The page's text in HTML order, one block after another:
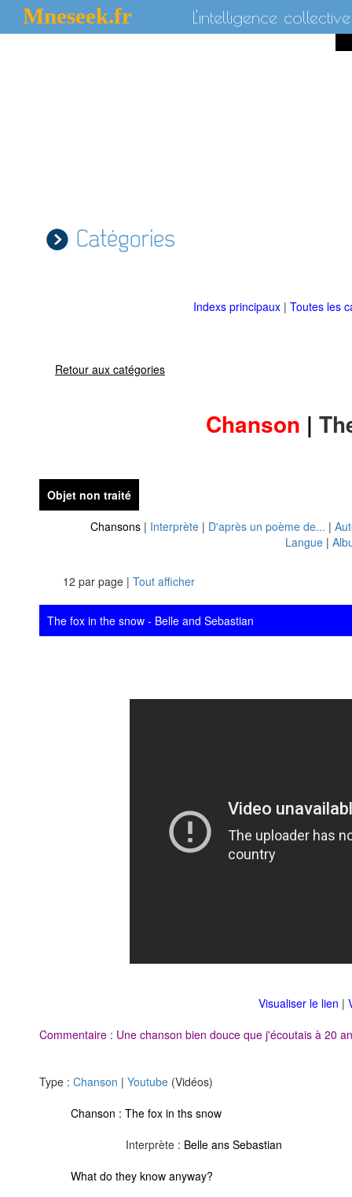
Mneseek.fr L'intelligence collective
Catégories
Indexs principaux | Toutes les
Retour aux catégories
Chanson |
Objet non traité
Chansons | Interprète | D'après un poème de... |
Langue |
12 par page | Tout afficher
The fox in the snow - Belle and Sebastian
Visualiser le lien |
Commentaire : Une chanson bien douce que j'écoutais à 20
Type : Chanson | Youtube (Vidéos)
Chanson : The fox in ths snow
Interprète : Belle ans Sebastian
What do they know anyway?